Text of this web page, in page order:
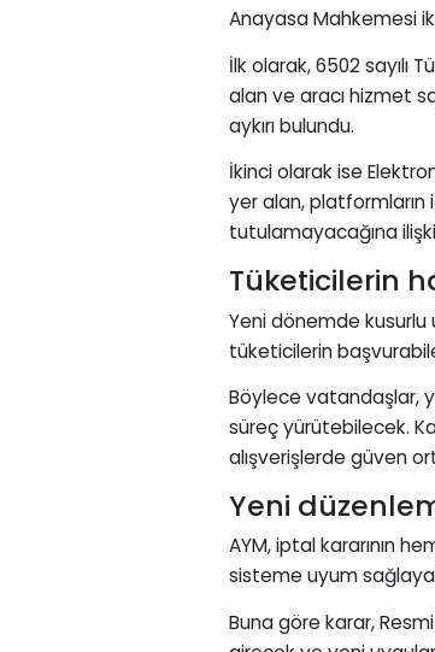
Anayasa Mahkemesi
İlk olarak, 6502 sayılı
alan ve aracı hizmet
aykırı bulundu.
İkinci olarak ise
yer alan, platformların
tutulamayacağına
Tüketicilerin
Yeni dönemde kusurlu
tüketicilerin
Böylece vatandaşlar,
süreç yürütebilecek.
alışverişlerde güven
Yeni
AYM, iptal kararının
sisteme uyum
Buna göre karar,